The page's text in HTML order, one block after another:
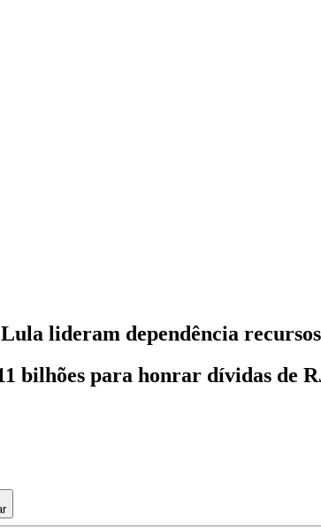
lideram dependência
bilhões para honrar dívidas de